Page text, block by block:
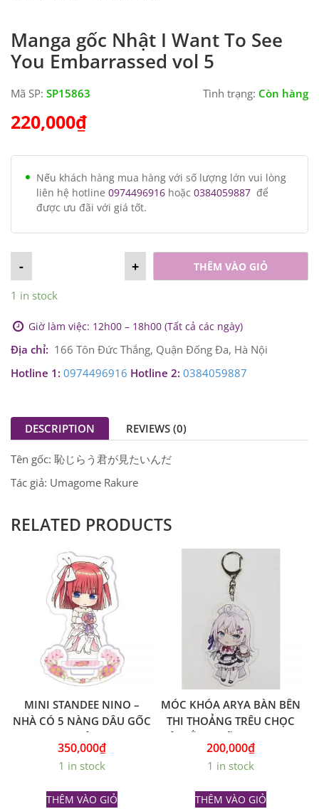
Manga gốc Nhật I Want To See
You Embarrassed vol 5
Mã SP: SP15863 Tình trạng: Còn hàng
220,000₫
Nếu khách hàng mua hàng với số lượng lớn vui lòng
liên hệ hotline 0974496916 hoặc 0384059887 để
được ưu đãi với giá tốt.
+
- THÊM VÀO GIỎ
1 in stock
Giờ làm việc: 12h00 – 18h00 (Tất cả các ngày)
Địa chỉ: 166 Tôn Đức Thắng, Quận Đống Đa, Hà Nội
Hotline 1: 0974496916 Hotline 2: 0384059887
DESCRIPTION REVIEWS (0)
Tên gốc: 恥じらう君が見たいんだ
Tác giả: Umagome Rakure
RELATED PRODUCTS
MINI STANDEE NINO –
NHÀ CÓ 5 NÀNG DÂU GỐC
350,000₫
1 in stock
THÊM VÀO GIỎ
MÓC KHÓA ARYA BÀN BÊN
THI THOẢNG TRÊU CHỌC
HẦU GÁI – GỐC NHẬT
200,000₫
1 in stock
THÊM VÀO GIỎ